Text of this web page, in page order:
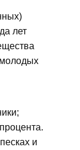
лет
молодых
и